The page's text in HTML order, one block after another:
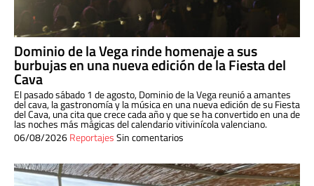
Dominio de la Vega rinde homenaje a sus
burbujas en una nueva edición de la Fiesta del
Cava
El pasado sábado 1 de agosto, Dominio de la Vega reunió a amantes
del cava, la gastronomía y la música en una nueva edición de su Fiesta
del Cava, una cita que crece cada año y que se ha convertido en una de
las noches más mágicas del calendario vitivinícola valenciano.
06/08/2026ReportajesSin comentarios